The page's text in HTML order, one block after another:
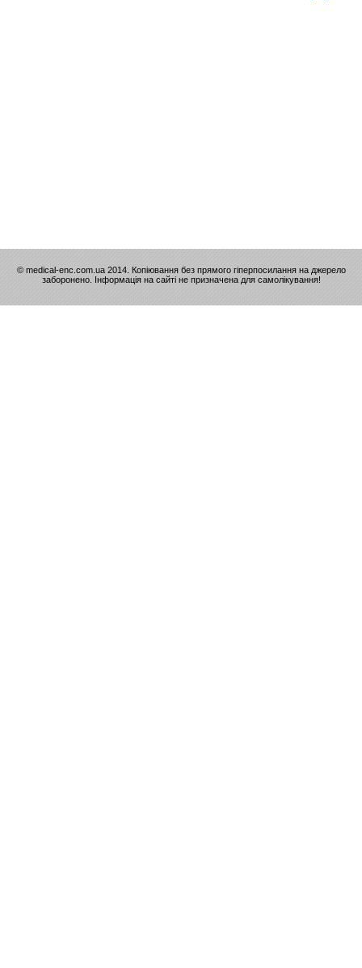
© medical-enc.com.ua 2014. Копіювання без прямого гіперпосилання на джерело
заборонено. Інформація на сайті не призначена для самолікування!